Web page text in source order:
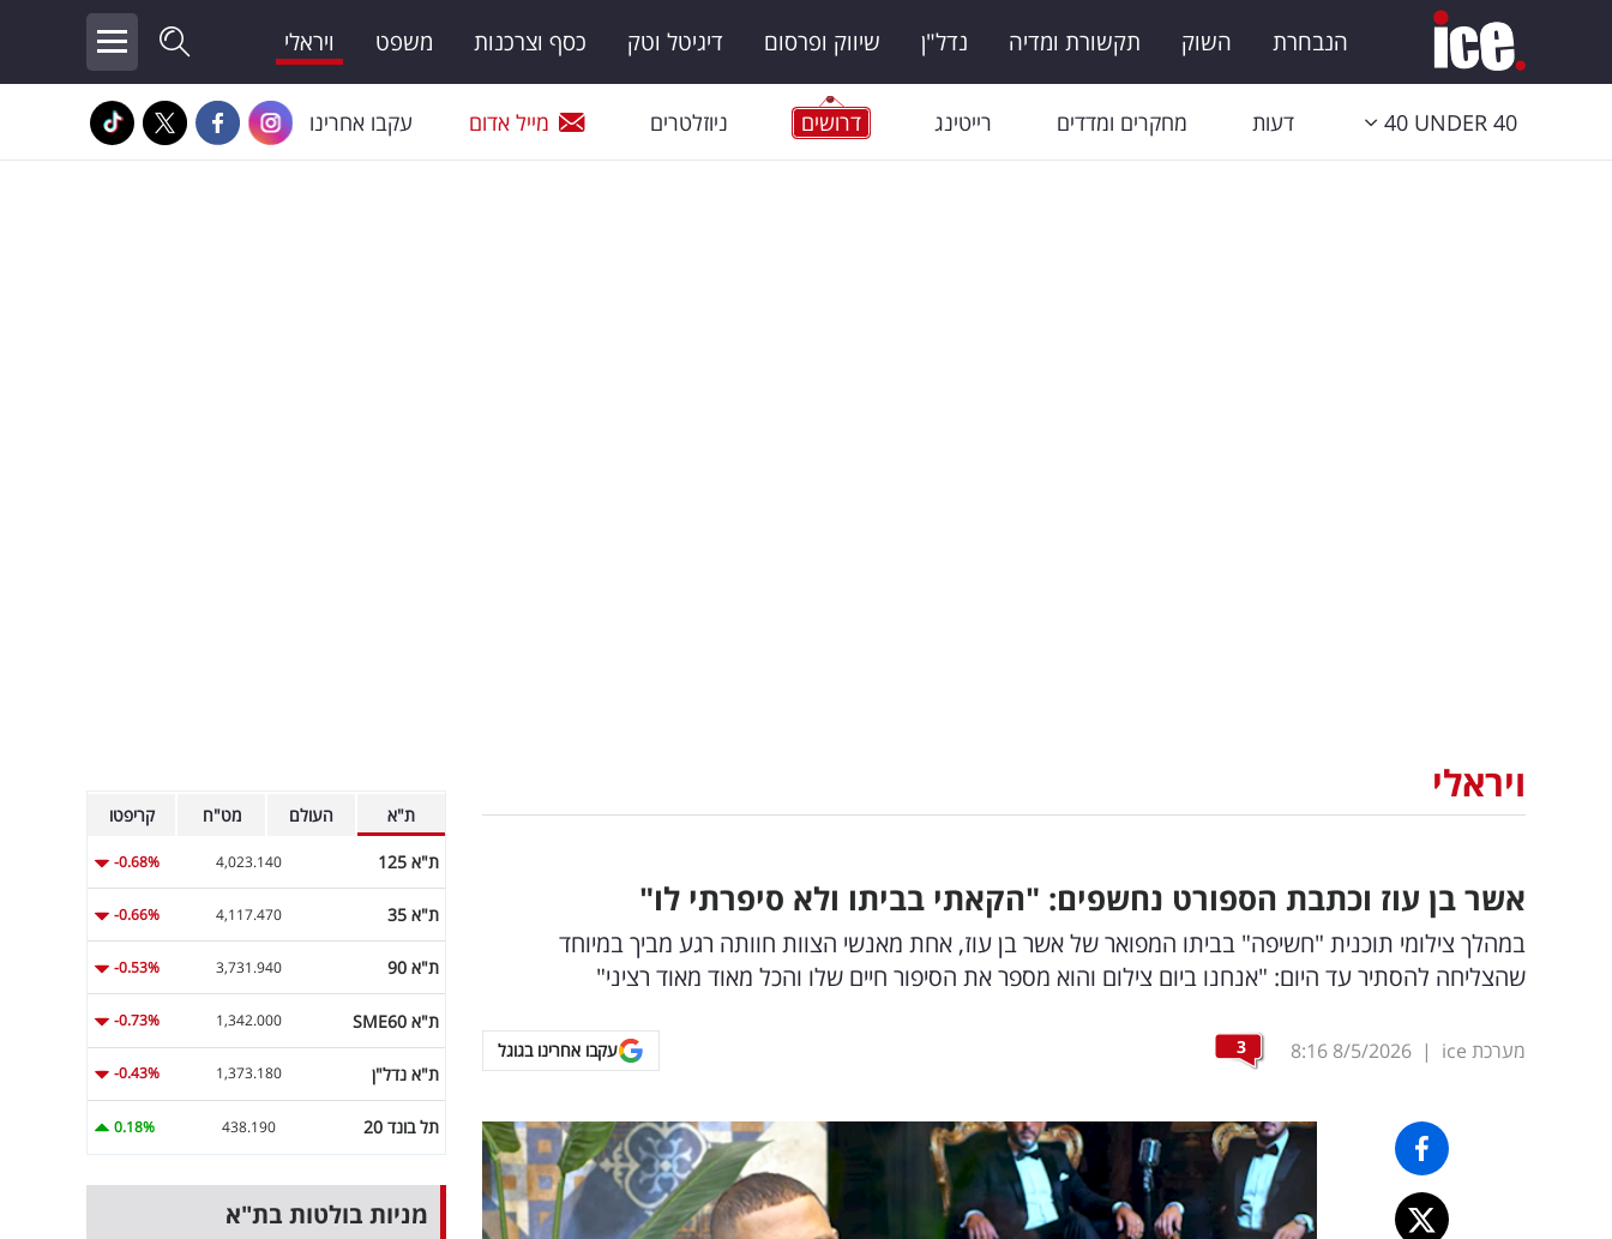
הנבחרת השוק תקשורת ומדיה נדל"ן שיווק ופרסום דיגיטל וטק כסף וצרכנות משפט ויראלי
40 UNDER 40 דעות מחקרים ומדדים רייטינג דרושים ניוזלטרים מייל אדום עקבו אחרינו
ויראלי
אשר בן עוז וכתבת הספורט נחשפים: "הקאתי בביתו ולא סיפרתי לו"
במהלך צילומי תוכנית "חשיפה" בביתו המפואר של אשר בן עוז, אחת מאנשי הצוות חוותה רגע מביך במיוחד
שהצליחה להסתיר עד היום: "אנחנו ביום צילום והוא מספר את הסיפור חיים שלו והכל מאוד מאוד רציני"
מערכת ice |
8/5/2026
8:16
3 עקבו אחרינו בגוגל
ת"א העולם מט"ח קריפטו
ת"א 125 4,023.140
-0.68%
ת"א 35 4,117.470
-0.66%
ת"א 90 3,731.940
-0.53%
ת"א SME60 1,342.000
-0.73%
ת"א נדל"ן 1,373.180
-0.43%
תל בונד 20 438.190
0.18%
מניות בולטות בת"א